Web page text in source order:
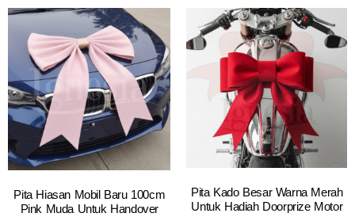
Pita Hiasan Mobil Baru 100cm
Pink Muda Untuk Handover
Pita Kado Besar Warna Merah
Untuk Hadiah Doorprize Motor